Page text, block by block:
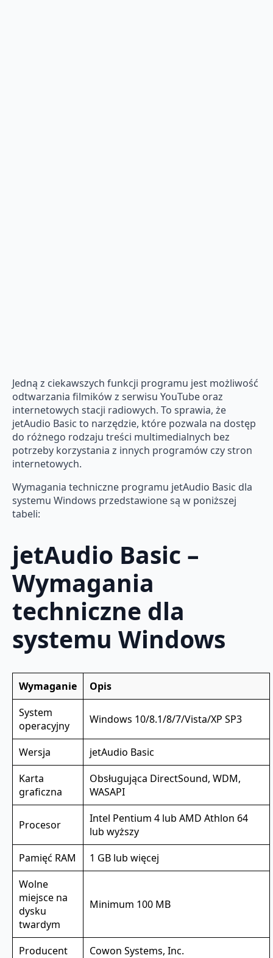
Jedną z ciekawszych funkcji programu jest możliwość
odtwarzania filmików z serwisu YouTube oraz
internetowych stacji radiowych. To sprawia, że
jetAudio Basic to narzędzie, które pozwala na dostęp
do różnego rodzaju treści multimedialnych bez
potrzeby korzystania z innych programów czy stron
internetowych.
Wymagania techniczne programu jetAudio Basic dla
systemu Windows przedstawione są w poniższej
tabeli:
jetAudio Basic –
Wymagania
techniczne dla
systemu Windows
Wymaganie
Opis
System
operacyjny
Windows 10/8.1/8/7/Vista/XP SP3
Wersja
jetAudio Basic
Karta
graficzna
Obsługująca DirectSound, WDM,
WASAPI
Procesor
Intel Pentium 4 lub AMD Athlon 64
lub wyższy
Pamięć RAM
1 GB lub więcej
Wolne
miejsce na
dysku
twardym
Minimum 100 MB
Producent Cowon Systems, Inc.